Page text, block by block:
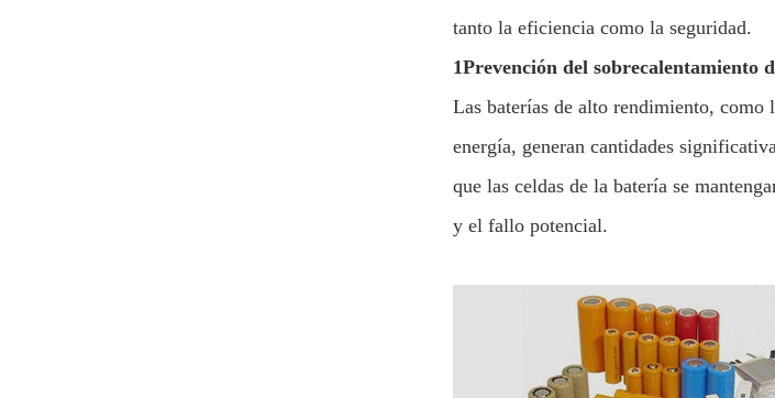
tanto la eficiencia como la seguridad.
1Prevención del sobrecalentamiento
Las baterías de alto rendimiento, como
energía, generan cantidades
que las celdas de la batería se
y el fallo potencial.